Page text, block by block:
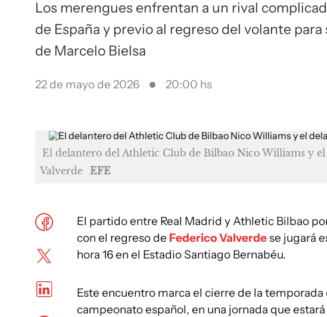
Los merengues enfrentan a un rival
de España y previo al regreso del volante
de Marcelo Bielsa
22 de mayo de 2026 20:00 hs
El delantero del Athletic Club de Bilbao Nico Williams y
Valverde EFE
El partido entre Real Madrid y Athletic Bilbao
con el regreso de Federico Valverdese jugará
hora 16 en el Estadio Santiago Bernabéu.
Este encuentro marca el cierre de la
campeonato español, en una jornada que